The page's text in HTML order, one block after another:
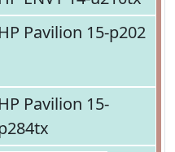
HP Pavilion 15-p202
HP Pavilion 15-